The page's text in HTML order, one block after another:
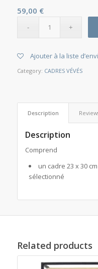
59,00 €
Ajouter à la liste
Category: CADRES VÉVÉS
Description
Description
Comprend
un cadre 23 x 30
sélectionné
Related products